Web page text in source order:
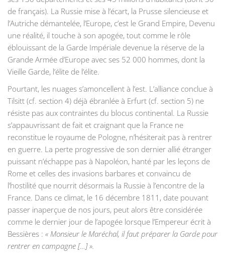
de français). La Russie mise à l’écart, la Prusse silencieuse et
l’Autriche démantelée, l’Europe, c’est le Grand Empire, Devenu
une réalité, il touche à son apogée, tout comme le rôle
éblouissant de la Garde Impériale devenue la réserve de la
Grande Armée d’Europe avec ses 52 000 hommes, dont la
Vieille Garde, l’élite de l’élite.
Pourtant, les nuages s’amoncellent à l’est. L’alliance conclue à
Tilsitt (cf. section 4) déjà ébranlée à Erfurt (cf. section 5) ne
résiste pas aux contraintes du blocus continental. La Russie
s’appauvrissant de fait et craignant que la France ne
reconstitue le royaume de Pologne, n’hésiterait pas à rentrer
en guerre. La perte progressive de son dernier allié étranger
puissant n’échappe pas à Napoléon, hanté par les leçons de
Rome et celles des invasions barbares et convaincu de
l’hostilité que nourrit désormais la Russie à l’encontre de la
France. Dans ce climat, le 16 décembre 1811, date pouvant
passer inaperçue de nos jours, peut alors être considérée
comme le dernier jour de l’apogée lorsque l’Empereur écrit à
Bessières : « Monsieur le Maréchal, il faut préparer la Garde pour
rentrer en campagne […] ».